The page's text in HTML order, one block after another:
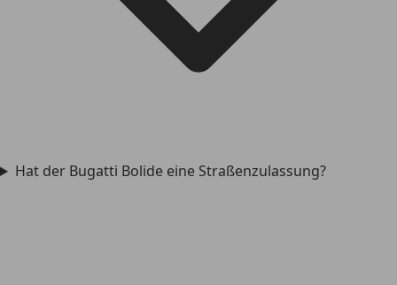
Hat der Bugatti Bolide eine Straßenzulassung?